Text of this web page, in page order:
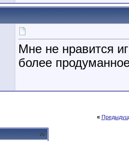
Мне не нравится
более
«